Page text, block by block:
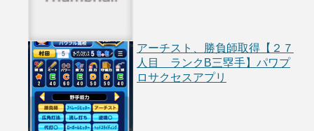
アーチスト、勝負師取得【２７
人目 ランクB三塁手】パワプ
ロサクセスアプリ